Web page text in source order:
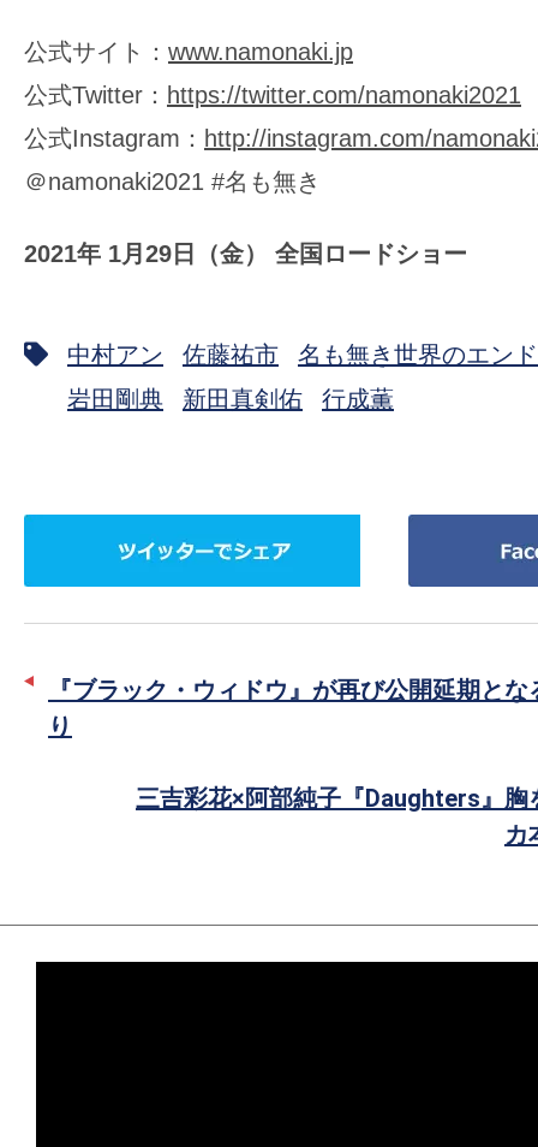
公式サイト： www.namonaki.jp
公式Twitter： https://twitter.com/namonaki2021
公式Instagram： http://instagram.com/
＠namonaki2021 #名も無き
2021年 1月29日（金） 全国ロードショー
中村アン 佐藤祐市
名も無き世界のエン
岩田剛典
新田真剣佑 行成薫
ー
ア
『ブラック・ウィドウ』が再び公開延期と
り
三吉彩花×阿部純子『Daughters』胸
カ